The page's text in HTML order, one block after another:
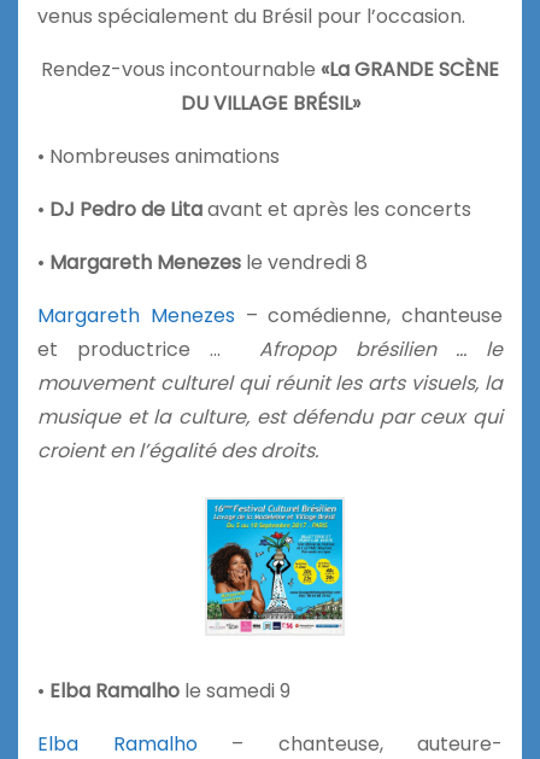
venus spécialement du Brésil pour l’occasion.
Rendez-vous incontournable «La GRANDE SCÈNE
DU VILLAGE BRÉSIL»
• Nombreuses animations
• DJ Pedro de Litaavant et après les concerts
• Margareth Menezes le vendredi 8
Margareth Menezes – comédienne, chanteuse
et productrice … Afropop brésilien … le
mouvement culturel qui réunit les arts visuels, la
musique et la culture, est défendu par ceux qui
croient en l’égalité des droits.
• Elba Ramalho le samedi 9
Elba Ramalho– chanteuse, auteure-